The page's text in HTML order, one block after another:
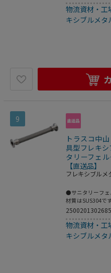
1.5S●全長(mm)
圧力(MPa)：
リーフェルール
性流体を除く)●
80℃●接続：サ
ス(SUS304)●継
物流資材・工
キシブルメタ
9
トラスコ中
具型フレキシ
タリーフェル
【直送品】
フレキシブルメ
●サニタリーフェ
材質はSUS304で
●配管の心合わせ
1.5S●全長(mm)
圧力(MPa)：
リーフェルール
性流体を除く)●
80℃●接続：サ
ス(SUS304)●継
2500201302685
物流資材・工
キシブルメタ